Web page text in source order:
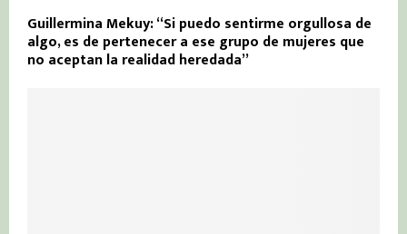
Guillermina Mekuy: “Si puedo sentirme orgullosa de
algo, es de pertenecer a ese grupo de mujeres que
no aceptan la realidad heredada”